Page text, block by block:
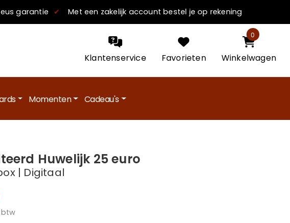
garantie ✔ Met een zakelijk account bestel je op rekening
Klantenservice Favorieten
0
Winkelwagen
Momenten Cadeau's
Huwelijk 25 euro
| Digitaal
btw